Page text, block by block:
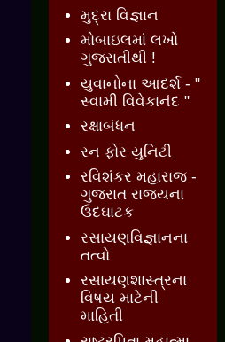
મુદ્રા વિજ્ઞાન
મોબાઇલમાં લખો
ગુજરાતીથી !
યુવાનોના આદર્શ - "
સ્વામી વિવેકાનંદ "
રક્ષાબંધન
રન ફોર યુનિટી
રવિશંકર મહારાજ -
ગુજરાત રાજ્યના
ઉદઘાટક
રસાયણવિજ્ઞાનના
તત્વો
રસાયણશાસ્ત્રના
વિષય માટેની
માહિતી